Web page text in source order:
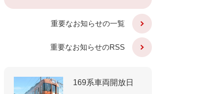
重要なお知らせの一覧
重要なお知らせのRSS
169系車両開放日